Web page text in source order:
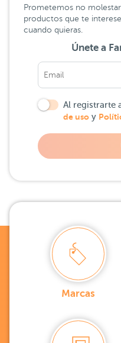
Prometemos no
productos que te
cuando quieras.
Únete a
Al registrarte
de uso y
Marcas